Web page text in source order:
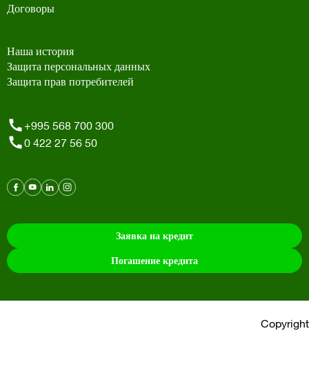
Договоры
Наша история
Защита персональных данных
Защита прав потребителей
+995 568 700 300
0 422 27 56 50
Заявка на кредит
Погашение кредита
Copyright